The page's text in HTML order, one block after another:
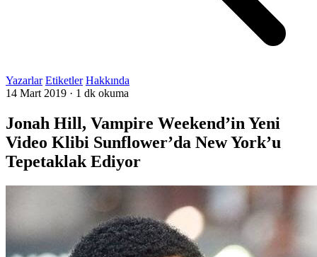
Yazarlar Etiketler Hakkında
14 Mart 2019 · 1 dk okuma
Jonah Hill, Vampire Weekend’in Yeni
Video Klibi Sunflower’da New York’u
Tepetaklak Ediyor